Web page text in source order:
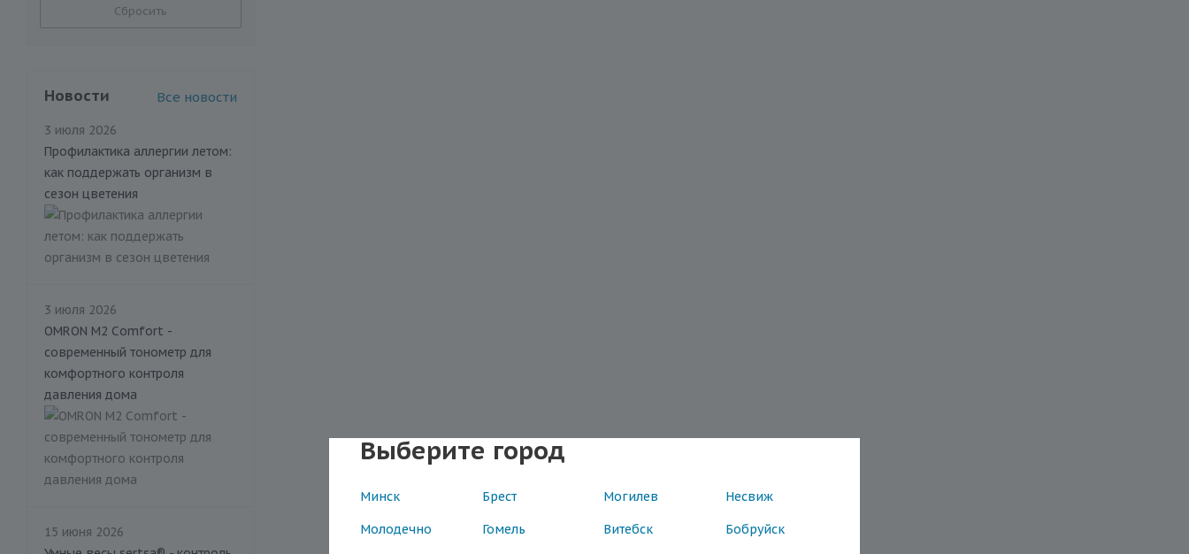
Выберите город
Минск Брест Могилев Несвиж
Молодечно Гомель Витебск Бобруйск
Сбросить
Новости Все новости
3 июля 2026
Профилактика аллергии летом:
как поддержать организм в
сезон цветения
3 июля 2026
OMRON M2 Comfort -
современный тонометр для
комфортного контроля
давления дома
15 июня 2026